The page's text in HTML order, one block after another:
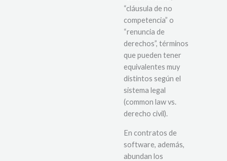
“cláusula de no
competencia” o
“renuncia de
derechos”, términos
que pueden tener
equivalentes muy
distintos según el
sistema legal
(common law vs.
derecho civil).
En contratos de
software, además,
abundan los